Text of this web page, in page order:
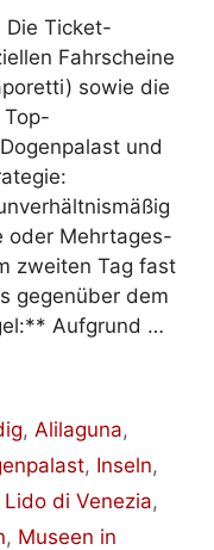
Die Ticket-
Fahrscheine
sowie die
und
oder Mehrtages-
zweiten Tag fast
gegenüber dem
Aufgrund …
, Alilaguna,
, Inseln,
Lido di Venezia,
, Museen in